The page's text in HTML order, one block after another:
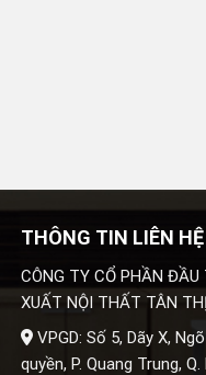
THÔNG TIN LIÊN HỆ
CÔNG TY CỔ PHẦN ĐẦU
XUẤT NỘI THẤT TÂN
VPGD: Số 5, Dãy X,
quyền, P. Quang Trung,